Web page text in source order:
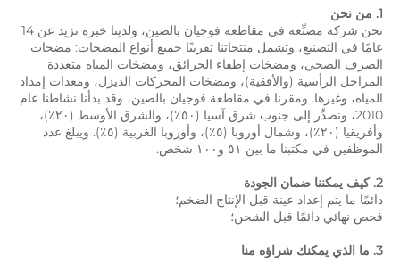
1. من نحن
الموظفين في مكتبنا ما بين ٥١ و١٠٠ شخص.
2. كيف يمكننا ضمان الجودة
دائمًا ما يتم إعداد عينة قبل الإنتاج الضخم؛
فحص نهائي دائمًا قبل الشحن؛
3. ما الذي يمكنك شراؤه منا